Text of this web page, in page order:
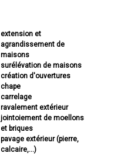
extension et
agrandissement de
maisons
surélévation de maisons
création d'ouvertures
chape
carrelage
ravalement extérieur
jointoiement de moellons
et briques
pavage extérieur (pierre,
calcaire,...)